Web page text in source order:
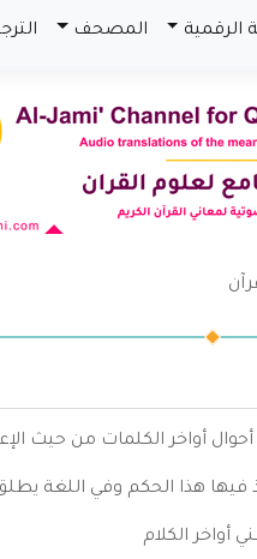
الرقمية المصحف
أواخر الكلمات من حيث
فيها هذا الحكم وفي اللغة
أواخر الكلام